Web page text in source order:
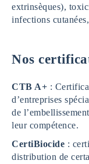
extrinsèques),
infections
Nos
CTB A+ :
d’entreprises
de
leur compétence.
CertiBiocide :
distribution de